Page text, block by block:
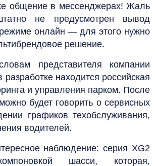
общение в мессенджерах! Жаль
не предусмотрен вывод
онлайн — для этого нужно
решение.
представителя компании
разработке находится российская
и управления парком. После
будет говорить о сервисных
графиков техобслуживания,
водителей.
наблюдение: серия ХG2
шасси, которая,